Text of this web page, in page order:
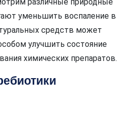
уменьшить воспаление в
средств может
улучшить состояние
химических препаратов.